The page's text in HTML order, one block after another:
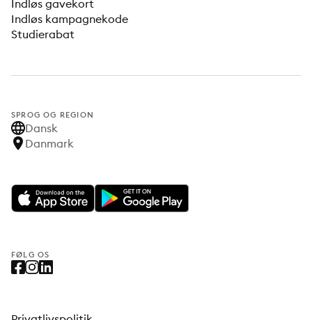
Indløs gavekort
Indløs kampagnekode
Studierabat
SPROG OG REGION
Dansk
Danmark
FØLG OS